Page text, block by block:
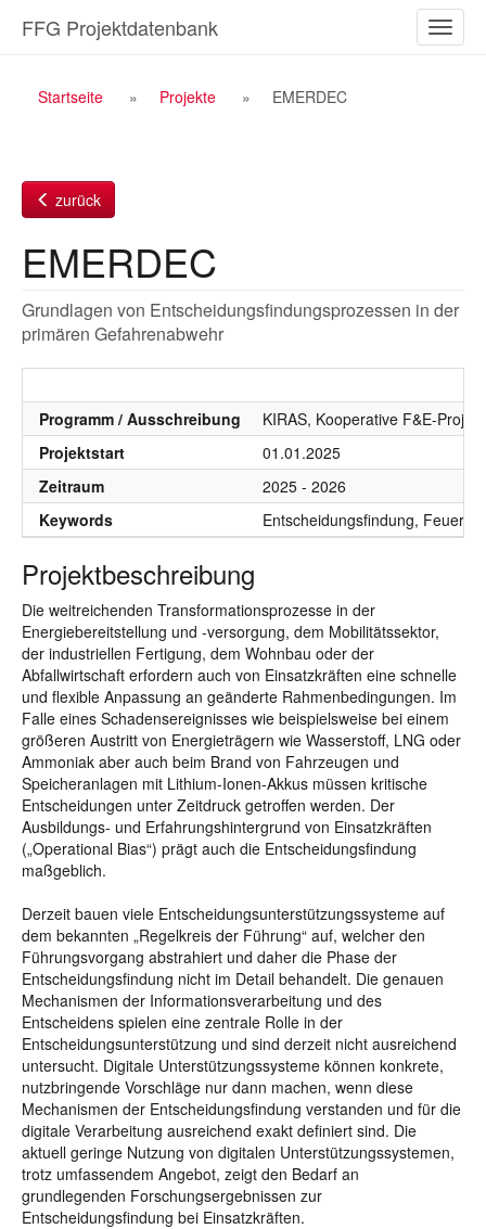
Inhalt
ein-/
FFG Projektdatenbank
Breadcrumb
Startseite Projekte EMERDEC
zurück
EMERDEC
Grundlagen von Entscheidungsfindungsprozessen in der
primären Gefahrenabwehr
Programm / Ausschreibung
KIRAS, Kooperative F&E-
Projektstart
01.01.2025
Zeitraum
2025 - 2026
Keywords
Entscheidungsfindung,
Projektbeschreibung
Die weitreichenden Transformationsprozesse in der
Energiebereitstellung und -versorgung, dem Mobilitätssektor,
der industriellen Fertigung, dem Wohnbau oder der
Abfallwirtschaft erfordern auch von Einsatzkräften eine schnelle
und flexible Anpassung an geänderte Rahmenbedingungen. Im
Falle eines Schadensereignisses wie beispielsweise bei einem
größeren Austritt von Energieträgern wie Wasserstoff, LNG oder
Ammoniak aber auch beim Brand von Fahrzeugen und
Speicheranlagen mit Lithium-Ionen-Akkus müssen kritische
Entscheidungen unter Zeitdruck getroffen werden. Der
Ausbildungs- und Erfahrungshintergrund von Einsatzkräften
(„Operational Bias“) prägt auch die Entscheidungsfindung
maßgeblich.
Derzeit bauen viele Entscheidungsunterstützungssysteme auf
dem bekannten „Regelkreis der Führung“ auf, welcher den
Führungsvorgang abstrahiert und daher die Phase der
Entscheidungsfindung nicht im Detail behandelt. Die genauen
Mechanismen der Informationsverarbeitung und des
Entscheidens spielen eine zentrale Rolle in der
Entscheidungsunterstützung und sind derzeit nicht ausreichend
untersucht. Digitale Unterstützungssysteme können konkrete,
nutzbringende Vorschläge nur dann machen, wenn diese
Mechanismen der Entscheidungsfindung verstanden und für die
digitale Verarbeitung ausreichend exakt definiert sind. Die
aktuell geringe Nutzung von digitalen Unterstützungssystemen,
trotz umfassendem Angebot, zeigt den Bedarf an
grundlegenden Forschungsergebnissen zur
Entscheidungsfindung bei Einsatzkräften.